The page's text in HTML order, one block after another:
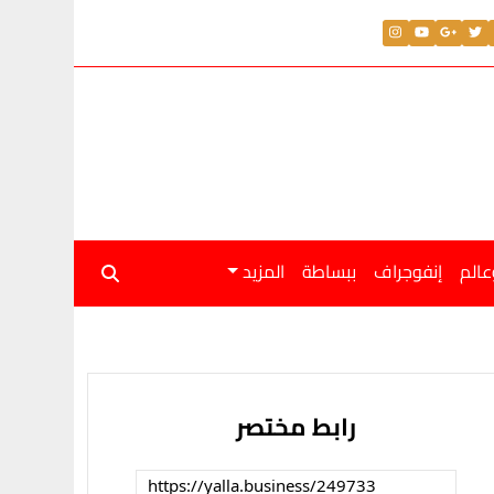
إنفوجراف ببساطة المزيد
رابط مختصر